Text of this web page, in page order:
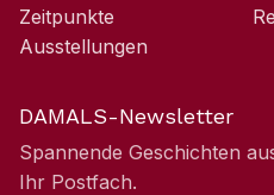
Zeitpunkte
Ausstellungen
DAMALS-Newsletter
Spannende Geschichten
Ihr Postfach.